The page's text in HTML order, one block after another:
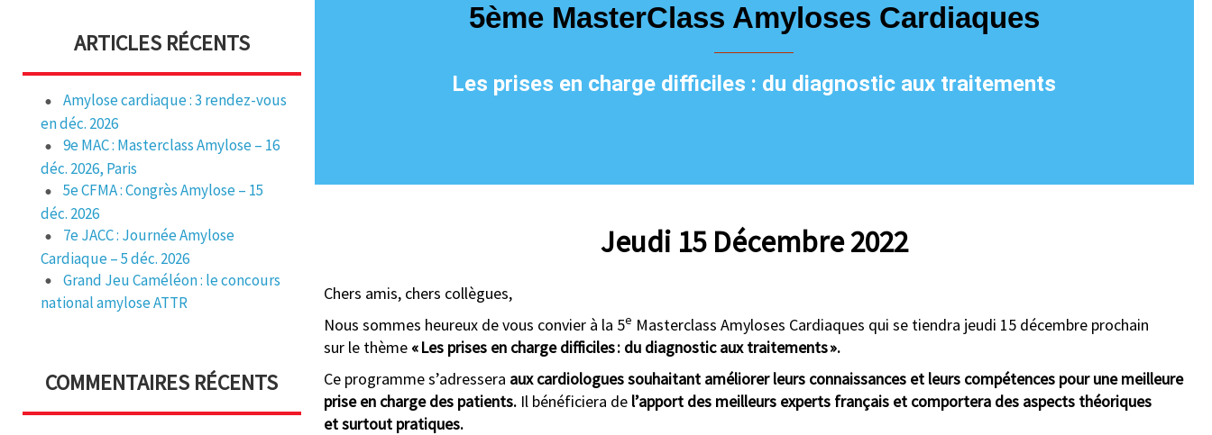
ARTICLES RÉCENTS
Amylose cardiaque : 3 rendez-vous
en déc. 2026
9e MAC : Masterclass Amylose – 16
déc. 2026, Paris
5e CFMA : Congrès Amylose – 15
déc. 2026
7e JACC : Journée Amylose
Cardiaque – 5 déc. 2026
Grand Jeu Caméléon : le concours
national amylose ATTR
COMMENTAIRES RÉCENTS
5ème MasterClass Amyloses Cardiaques
Les prises en charge difficiles : du diagnostic aux traitements
Jeudi 15 Décembre 2022
Chers amis, chers collègues,
Nous sommes heureux de vous convier à la 5e Masterclass Amyloses Cardiaques qui se tiendra jeudi 15 décembre prochain
sur le thème «Les prises en charge difficiles : du diagnostic aux traitements».
Ce programme s’adressera aux cardiologues souhaitant améliorer leurs connaissances et leurs compétences pour une meilleure
prise en charge des patients.Il bénéficiera de l’apport des meilleurs experts français et comportera des aspects théoriques
et surtout pratiques.